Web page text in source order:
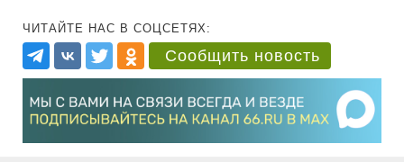
ЧИТАЙТЕ НАС В СОЦСЕТЯХ:
Сообщить новость